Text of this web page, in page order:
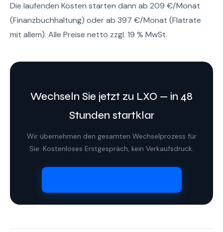
Die laufenden Kosten starten dann ab 209 €/Monat
(Finanzbuchhaltung) oder ab 397 €/Monat (Flatrate
mit allem). Alle Preise netto zzgl. 19 % MwSt.
Wechseln Sie jetzt zu LXO — in 48
Stunden startklar
Wir übernehmen den gesamten Wechselprozess für
Sie. Kostenloses Erstgespräch, kein Verkaufsdruck.